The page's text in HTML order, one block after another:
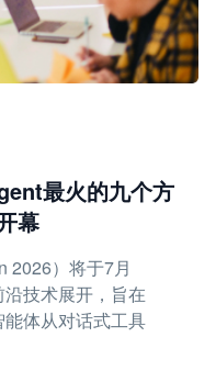
最火的九个方
幕
2026）将于7月
技术展开，旨在
体从对话式工具